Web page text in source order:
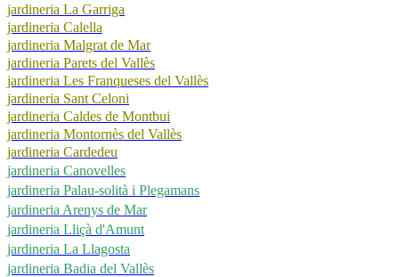
jardineria La Garriga
jardineria Calella
jardineria Malgrat de Mar
jardineria Parets del Vallès
jardineria Les Franqueses del Vallès
jardineria Sant Celoni
jardineria Caldes de Montbui
jardineria Montornès del Vallès
jardineria Cardedeu
jardineria Canovelles
jardineria Palau-solità i Plegamans
jardineria Arenys de Mar
jardineria Lliçà d'Amunt
jardineria La Llagosta
jardineria Badia del Vallès